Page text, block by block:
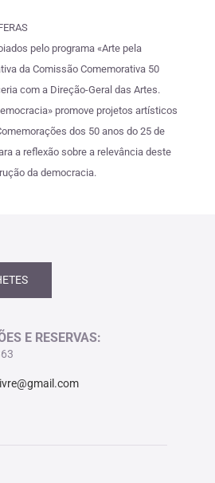
pelo programa «Arte pela
da Comissão Comemorativa 50
com a Direção-Geral das Artes.
promove projetos artísticos
dos 50 anos do 25 de
a reflexão sobre a relevância deste
da democracia.
E RESERVAS: